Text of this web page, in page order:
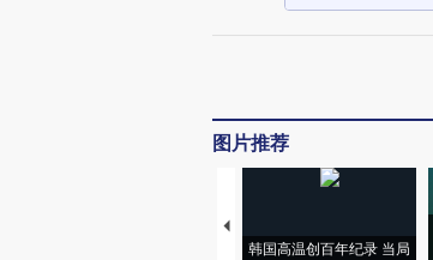
图片推荐
韩国高温创百年纪录 当局